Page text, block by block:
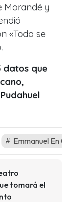
Morandé y
«Todo se
datos que
Emmanuel En
tomará el